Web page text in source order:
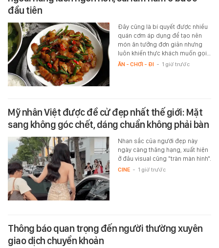
đầu tiên
Đây cũng là bí quyết được nhiều
quán cơm áp dụng để tạo nên
món ăn tưởng đơn giản nhưng
luôn khiến thực khách muốn gọi…
ĂN - CHƠI - ĐI - 1 giờ trước
Mỹ nhân Việt được đề cử đẹp nhất thế giới: Mặt
sang không góc chết, dáng chuẩn không phải bàn
Nhan sắc của người đẹp này
ngày càng thăng hạng, xuất hiện
ở đâu visual cũng "tràn màn hình".
CINE - 1 giờ trước
Thông báo quan trọng đến người thường xuyên
giao dịch chuyển khoản